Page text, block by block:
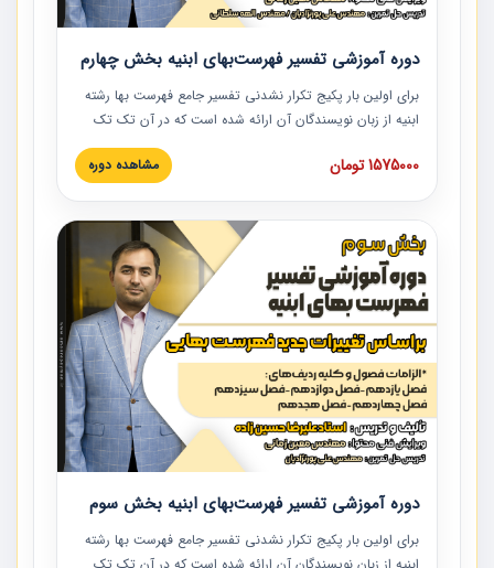
دوره آموزشی تفسیر فهرست‌بهای ابنیه بخش چهارم
برای اولین بار پکیج تکرار نشدنی تفسیر جامع فهرست بها رشته
ابنیه از زبان نویسندگان آن ارائه شده است که در آن تک تک
ردیف ها و مطالب فهرست بها تفسیر و ارائه شده است. این
دوره به صورت کامل تصویری بوده و به همراه تصاویر عملیات
دوره با کلام مهندس علیرضاحسین‌زاده مدیر پروژه مهندسی
مشاور در امر بازنگری فهرست بها رشته ابنیه ارائه شده و به تمام
همکارانی که در حوزه صنعت ساخت در حال فعالیت هستند حتما
توصیه می کنیم از مطالب این دوره استفاده نمایند.
1575000 تومان مشاهده دوره
دوره آموزشی تفسیر فهرست‌بهای ابنیه بخش سوم
برای اولین بار پکیج تکرار نشدنی تفسیر جامع فهرست بها رشته